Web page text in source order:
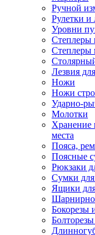
Ручной
Рулетки и
Уровни
Степлеры
Степлеры
Лезвия
Ножи
Ножи
Ударно-
Молотки
Хранение
места
Пояса,
Поясные
Рюкзаки
Сумки для
Ящики
Бокорезы